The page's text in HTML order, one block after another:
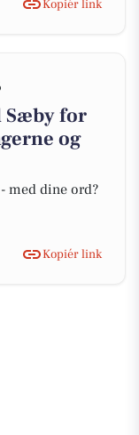
Kopiér link
Sæby for
og
med dine ord?
Kopiér link